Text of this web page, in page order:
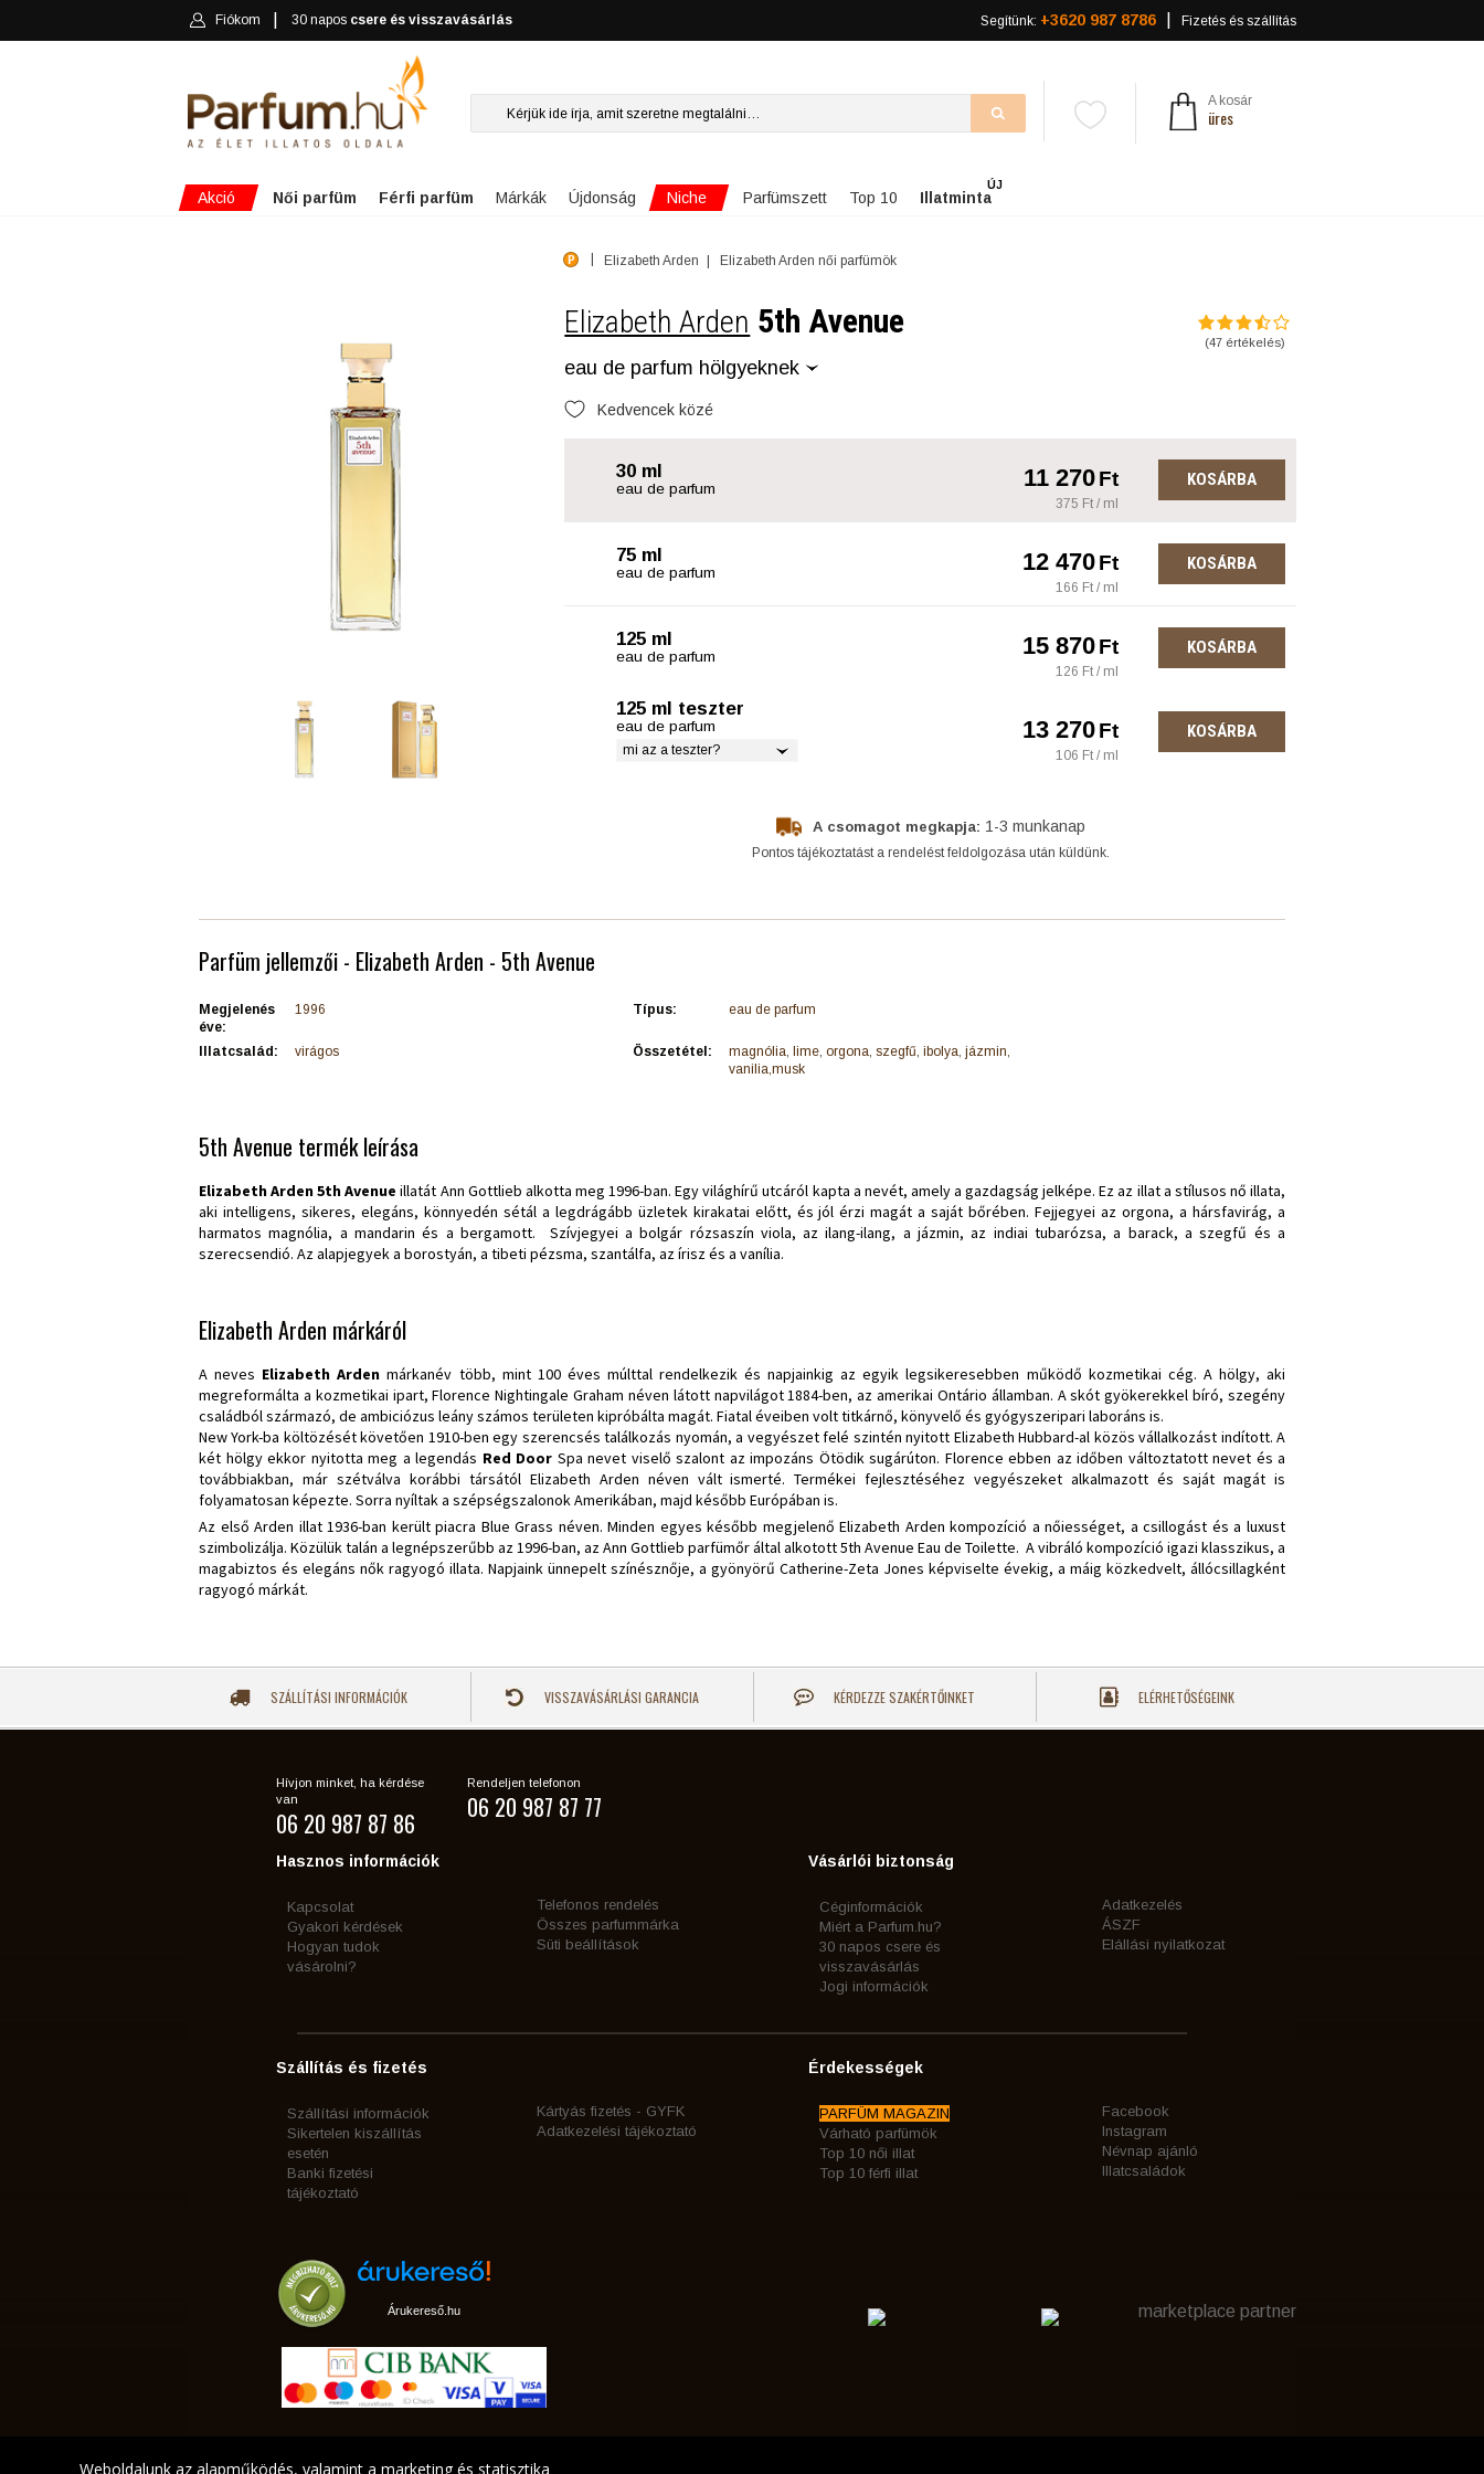
Fiókom 30 napos csere és visszavásárlás Segítünk: +3620 987 8786 Fizetés és szállítás
A kosár
üres
Akció Női parfüm Férfi parfüm Márkák Újdonság Niche Parfümszett Top 10 Illatminta
ÚJ
Elizabeth Arden Elizabeth Arden női parfümök
Elizabeth Arden 5th Avenue
eau de parfum hölgyeknek
Kedvencek közé
(47értékelés)
30 ml
eau de parfum 11 270Ft
375 Ft / ml
KOSÁRBA
75 ml
eau de parfum 12 470Ft
166 Ft / ml
KOSÁRBA
125 ml
eau de parfum 15 870Ft
126 Ft / ml
KOSÁRBA
125 ml teszter
eau de parfum
mi az a teszter?
13 270Ft
106 Ft / ml
KOSÁRBA
A csomagot megkapja: 1-3 munkanap
Pontos tájékoztatást a rendelést feldolgozása után küldünk.
Parfüm jellemzői - Elizabeth Arden - 5th Avenue
Megjelenés
éve:
1996 Típus: eau de parfum
Illatcsalád: virágos Összetétel:
magnólia, lime, orgona, szegfű, ibolya, jázmin,
vanilia,musk
5th Avenue termék leírása
Elizabeth Arden 5th Avenue illatát Ann Gottlieb alkotta meg 1996-ban. Egy világhírű utcáról kapta a nevét, amely a gazdagság jelképe. Ez az illat a stílusos nő illata,
aki intelligens, sikeres, elegáns, könnyedén sétál a legdrágább üzletek kirakatai előtt, és jól érzi magát a saját bőrében. Fejjegyei az orgona, a hársfavirág, a
harmatos magnólia, a mandarin és a bergamott. Szívjegyei a bolgár rózsaszín viola, az ilang-ilang, a jázmin, az indiai tubarózsa, a barack, a szegfű és a
szerecsendió. Az alapjegyek a borostyán, a tibeti pézsma, szantálfa, az írisz és a vanília.
Elizabeth Arden márkáról
A neves Elizabeth Arden márkanév több, mint 100 éves múlttal rendelkezik és napjainkig az egyik legsikeresebben működő kozmetikai cég. A hölgy, aki
megreformálta a kozmetikai ipart, Florence Nightingale Graham néven látott napvilágot 1884-ben, az amerikai Ontário államban. A skót gyökerekkel bíró, szegény
családból származó, de ambiciózus leány számos területen kipróbálta magát. Fiatal éveiben volt titkárnő, könyvelő és gyógyszeripari laboráns is.
New York-ba költözését követően 1910-ben egy szerencsés találkozás nyomán, a vegyészet felé szintén nyitott Elizabeth Hubbard-al közös vállalkozást indított. A
két hölgy ekkor nyitotta meg a legendás Red Door Spa nevet viselő szalont az impozáns Ötödik sugárúton. Florence ebben az időben változtatott nevet és a
továbbiakban, már szétválva korábbi társától Elizabeth Arden néven vált ismerté. Termékei fejlesztéséhez vegyészeket alkalmazott és saját magát is
folyamatosan képezte. Sorra nyíltak a szépségszalonok Amerikában, majd később Európában is.
Az első Arden illat 1936-ban került piacra Blue Grass néven. Minden egyes később megjelenő Elizabeth Arden kompozíció a nőiességet, a csillogást és a luxust
szimbolizálja. Közülük talán a legnépszerűbb az 1996-ban, az Ann Gottlieb parfümőr által alkotott 5th Avenue Eau de Toilette. A vibráló kompozíció igazi klasszikus, a
magabiztos és elegáns nők ragyogó illata. Napjaink ünnepelt színésznője, a gyönyörű Catherine-Zeta Jones képviselte évekig, a máig közkedvelt, állócsillagként
ragyogó márkát.
SZÁLLÍTÁSI INFORMÁCIÓK VISSZAVÁSÁRLÁSI GARANCIA KÉRDEZZE SZAKÉRTŐINKET ELÉRHETŐSÉGEINK
Hívjon minket, ha kérdése
van
06 20 987 87 86
Rendeljen telefonon
06 20 987 87 77
Hasznos információk
Kapcsolat
Gyakori kérdések
Hogyan tudok
vásárolni?
Telefonos rendelés
Összes parfummárka
Süti beállítások
Vásárlói biztonság
Céginformációk
Miért a Parfum.hu?
30 napos csere és
visszavásárlás
Jogi információk
Adatkezelés
ÁSZF
Elállási nyilatkozat
Szállítás és fizetés
Szállítási információk
Sikertelen kiszállítás
esetén
Banki fizetési
tájékoztató
Kártyás fizetés - GYFK
Adatkezelési tájékoztató
Érdekességek
PARFÜM MAGAZIN
Várható parfümök
Top 10 női illat
Top 10 férfi illat
Facebook
Instagram
Névnap ajánló
Illatcsaládok
Árukereső.hu marketplace partner
Weboldalunk az alapműködés, valamint a marketing és statisztika